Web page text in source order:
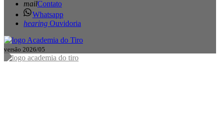
mailContato
Whatsapp
hearing Ouvidoria
versão 2026/05